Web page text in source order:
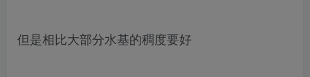
但是相比大部分水基的稠度要好